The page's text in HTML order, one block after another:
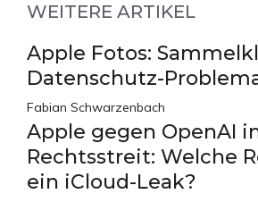
WEITERE ARTIKEL
Apple Fotos:
Datenschutz-
Fabian Schwarzenbach
Apple gegen OpenAI
Rechtsstreit: Welche
ein iCloud-Leak?